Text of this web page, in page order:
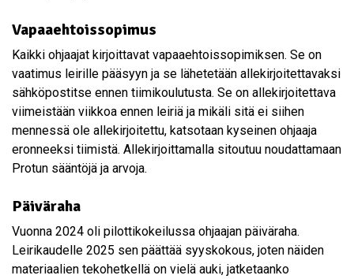
Vapaaehtoissopimus
Kaikki ohjaajat kirjoittavat vapaaehtoissopimiksen. Se on
vaatimus leirille pääsyyn ja se lähetetään allekirjoitettavaksi
sähköpostitse ennen tiimikoulutusta. Se on allekirjoitettava
viimeistään viikkoa ennen leiriä ja mikäli sitä ei siihen
mennessä ole allekirjoitettu, katsotaan kyseinen ohjaaja
eronneeksi tiimistä. Allekirjoittamalla sitoutuu noudattamaan
Protun sääntöjä ja arvoja.
Päiväraha
Vuonna 2024 oli pilottikokeilussa ohjaajan päiväraha.
Leirikaudelle 2025 sen päättää syyskokous, joten näiden
materiaalien tekohetkellä on vielä auki, jatketaanko